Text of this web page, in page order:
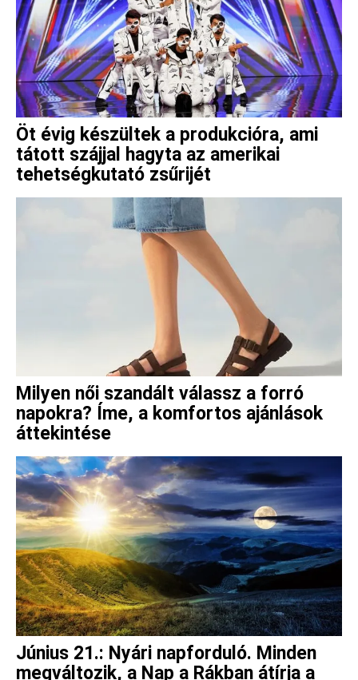
Öt évig készültek a produkcióra, ami
tátott szájjal hagyta az amerikai
tehetségkutató zsűrijét
Milyen női szandált válassz a forró
napokra? Íme, a komfortos ajánlások
áttekintése
Június 21.: Nyári napforduló. Minden
megváltozik, a Nap a Rákban átírja a